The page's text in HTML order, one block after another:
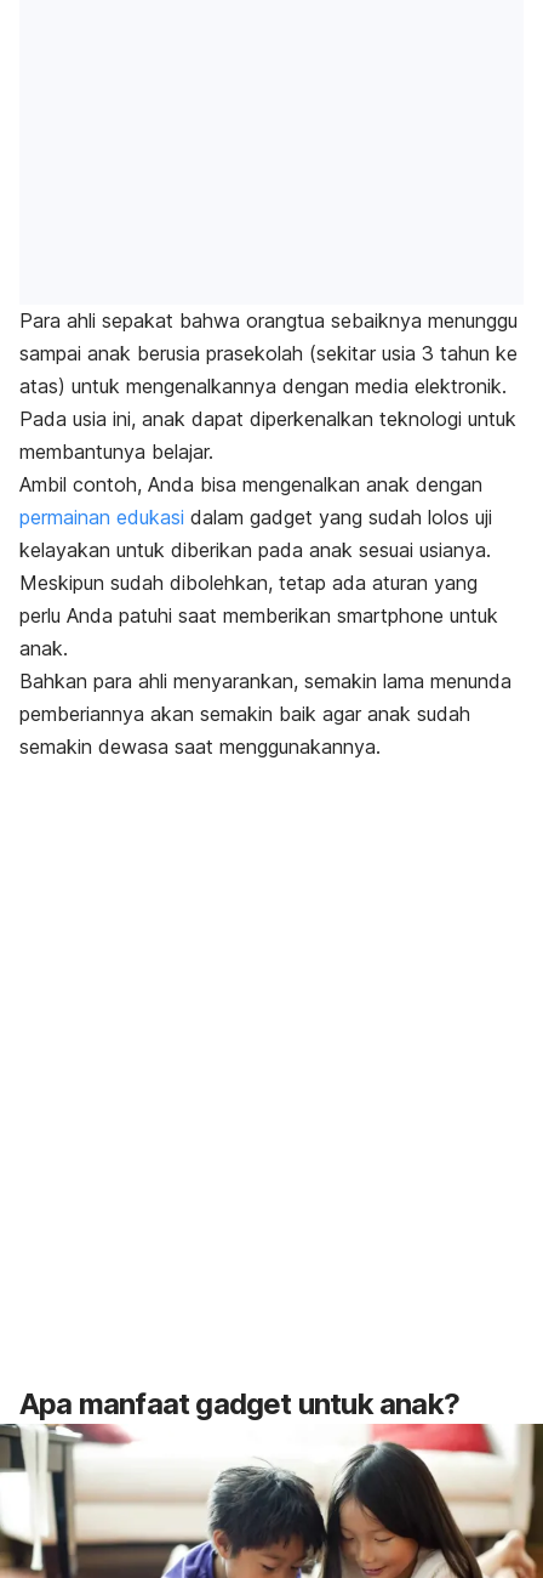
Para ahli sepakat bahwa orangtua sebaiknya menunggu
sampai anak berusia prasekolah (sekitar usia 3 tahun ke
atas) untuk mengenalkannya dengan media elektronik.
Pada usia ini, anak dapat diperkenalkan teknologi untuk
membantunya belajar.
Ambil contoh, Anda bisa mengenalkan anak dengan
permainan edukasi dalam gadget yang sudah lolos uji
kelayakan untuk diberikan pada anak sesuai usianya.
Meskipun sudah dibolehkan, tetap ada aturan yang
perlu Anda patuhi saat memberikan smartphone untuk
anak.
Bahkan para ahli menyarankan, semakin lama menunda
pemberiannya akan semakin baik agar anak sudah
semakin dewasa saat menggunakannya.
Apa manfaat gadget untuk anak?